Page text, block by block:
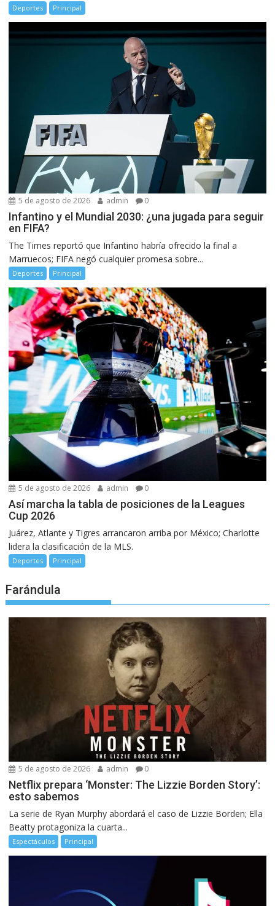
Deportes Principal
5 de agosto de 2026 admin 0
Infantino y el Mundial 2030: ¿una jugada para seguir
en FIFA?
The Times reportó que Infantino habría ofrecido la final a
Marruecos; FIFA negó cualquier promesa sobre...
Deportes Principal
5 de agosto de 2026 admin 0
Así marcha la tabla de posiciones de la Leagues
Cup 2026
Juárez, Atlante y Tigres arrancaron arriba por México; Charlotte
lidera la clasificación de la MLS.
Deportes Principal
Farándula
5 de agosto de 2026 admin 0
Netflix prepara ‘Monster: The Lizzie Borden Story’:
esto sabemos
La serie de Ryan Murphy abordará el caso de Lizzie Borden; Ella
Beatty protagoniza la cuarta...
Espectáculos Principal